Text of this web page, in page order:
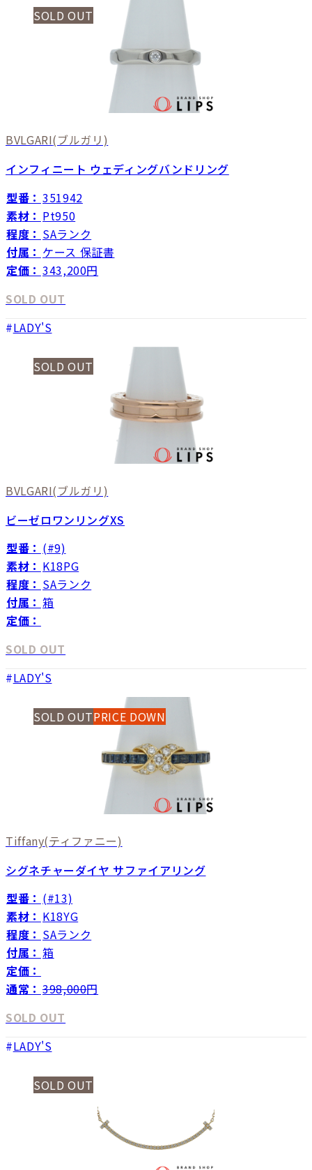
SOLD OUT
BVLGARI(ブルガリ)
インフィニート ウェディングバンドリング
型番： 351942
素材： Pt950
程度： SAランク
付属： ケース 保証書
定価： 343,200円
SOLD OUT
LADY'S
SOLD OUT
BVLGARI(ブルガリ)
ビーゼロワンリングXS
型番： (#9)
素材： K18PG
程度： SAランク
付属： 箱
定価：
SOLD OUT
LADY'S
SOLD OUTPRICE DOWN
Tiffany(ティファニー)
シグネチャーダイヤ サファイアリング
型番： (#13)
素材： K18YG
程度： SAランク
付属： 箱
定価：
通常： 398,000円
SOLD OUT
LADY'S
SOLD OUT